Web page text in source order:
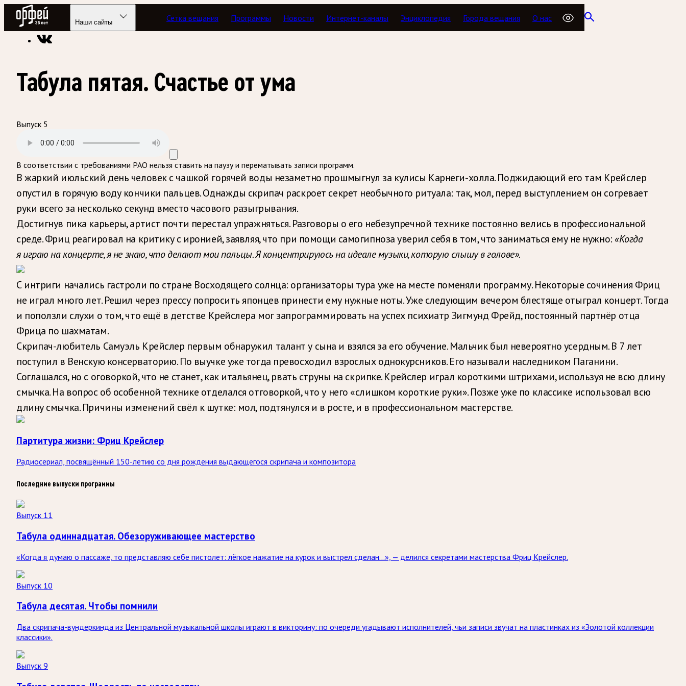
Радио Орфей
Наши сайты Сетка вещания Программы Новости Интернет-каналы Энциклопедия Города вещания О нас
Радио классической музыки «Орфей» Подкасты Партитура жизни: Фриц Крейслер
Табула пятая. Счастье от ума
Выпуск 5
В соответствии с требованиями РАО нельзя ставить на паузу и перематывать записи программ.
В жаркий июльский день человек с чашкой горячей воды незаметно прошмыгнул за кулисы Карнеги-холла. Поджидающий его там Крейслер
опустил в горячую воду кончики пальцев. Однажды скрипач раскроет секрет необычного ритуала: так, мол, перед выступлением он согревает
руки всего за несколько секунд вместо часового разыгрывания.
Достигнув пика карьеры, артист почти перестал упражняться. Разговоры о его небезупречной технике постоянно велись в профессиональной
среде. Фриц реагировал на критику с иронией, заявляя, что при помощи самогипноза уверил себя в том, что заниматься ему не нужно: «Когда
я играю на концерте, я не знаю, что делают мои пальцы. Я концентрируюсь на идеале музыки, которую слышу в голове».
С интриги начались гастроли по стране Восходящего солнца: организаторы тура уже на месте поменяли программу. Некоторые сочинения Фриц
не играл много лет. Решил через прессу попросить японцев принести ему нужные ноты. Уже следующим вечером блестяще отыграл концерт. Тогда
и поползли слухи о том, что ещё в детстве Крейслера мог запрограммировать на успех психиатр Зигмунд Фрейд, постоянный партнёр отца
Фрица по шахматам.
Скрипач-любитель Самуэль Крейслер первым обнаружил талант у сына и взялся за его обучение. Мальчик был невероятно усердным. В 7 лет
поступил в Венскую консерваторию. По выучке уже тогда превосходил взрослых однокурсников. Его называли наследником Паганини.
Соглашался, но с оговоркой, что не станет, как итальянец, рвать струны на скрипке. Крейслер играл короткими штрихами, используя не всю длину
смычка. На вопрос об особенной технике отделался отговоркой, что у него «слишком короткие руки». Позже уже по классике использовал всю
длину смычка. Причины изменений свёл к шутке: мол, подтянулся и в росте, и в профессиональном мастерстве.
Партитура жизни: Фриц Крейслер
Радиосериал, посвящённый 150-летию со дня рождения выдающегося скрипача и композитора
Последние выпуски программы
Выпуск 11
Табула одиннадцатая. Обезоруживающее мастерство
«Когда я думаю о пассаже, то представляю себе пистолет: лёгкое нажатие на курок и выстрел сделан…», — делился секретами мастерства Фриц Крейслер.
Выпуск 10
Табула десятая. Чтобы помнили
Два скрипача-вундеркинда из Центральной музыкальной школы играют в викторину: по очереди угадывают исполнителей, чьи записи звучат на пластинках из «Золотой коллекции
классики».
Выпуск 9